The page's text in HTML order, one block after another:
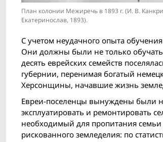
План колонии Межиречь в 1893 г. (И. В.
Екатеринослав, 1893).
С учетом неудачного опыта
Они должны были не только
десять еврейских семейств
губернии, перенимая богатый
Херсонщины, начавшие жизнь
Евреи-поселенцы вынуждены были
эксплуатировать и ремонтировать
необходимый для пропитания семьи
рискованного земледелия: по